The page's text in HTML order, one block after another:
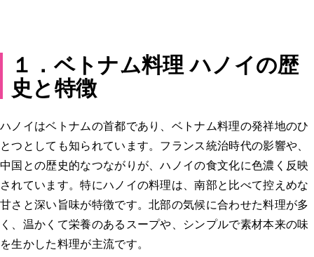
１．ベトナム料理 ハノイの歴
史と特徴
ハノイはベトナムの首都であり、ベトナム料理の発祥地のひ
とつとしても知られています。フランス統治時代の影響や、
中国との歴史的なつながりが、ハノイの食文化に色濃く反映
されています。特にハノイの料理は、南部と比べて控えめな
甘さと深い旨味が特徴です。北部の気候に合わせた料理が多
く、温かくて栄養のあるスープや、シンプルで素材本来の味
を生かした料理が主流です。